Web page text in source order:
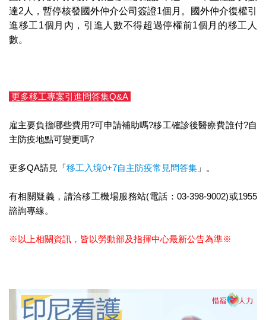
達2人，暫停核發國外仲介公司簽證1個月。國外仲介復權引
進移工1個月內，引進人數不得超過停權前1個月的移工人
數。
更多移工專案引進問答集Q&A
雇主要負擔哪些費用?可申請補助嗎?移工確診後醫療費誰付?自
主防疫地點可變更嗎?
更多QA請見「移工入境0+7自主防疫常見問答集 」。
有相關疑義，請洽移工機場服務站(電話：03-398-9002)或1955
諮詢專線。
※以上相關資訊，皆以勞動部及指揮中心最新公告為準※